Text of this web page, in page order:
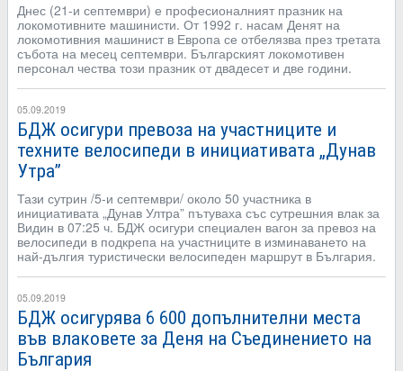
Днес (21-и септември) е професионалният празник на
локомотивните машинисти. От 1992 г. насам Денят на
локомотивния машинист в Европа се отбелязва през третата
събота на месец септември. Българският локомотивен
персонал чества този празник от двaдесет и две години.
05.09.2019
БДЖ осигури превоза на участниците и
техните велосипеди в инициативата „Дунав
Утра”
Тази сутрин /5-и септември/ около 50 участника в
инициативата „Дунав Ултра” пътуваха със сутрешния влак за
Видин в 07:25 ч. БДЖ осигури специален вагон за превоз на
велосипеди в подкрепа на участниците в изминаването на
най-дългия туристически велосипеден маршрут в България.
05.09.2019
БДЖ осигурява 6 600 допълнителни места
във влаковете за Деня на Съединението на
България